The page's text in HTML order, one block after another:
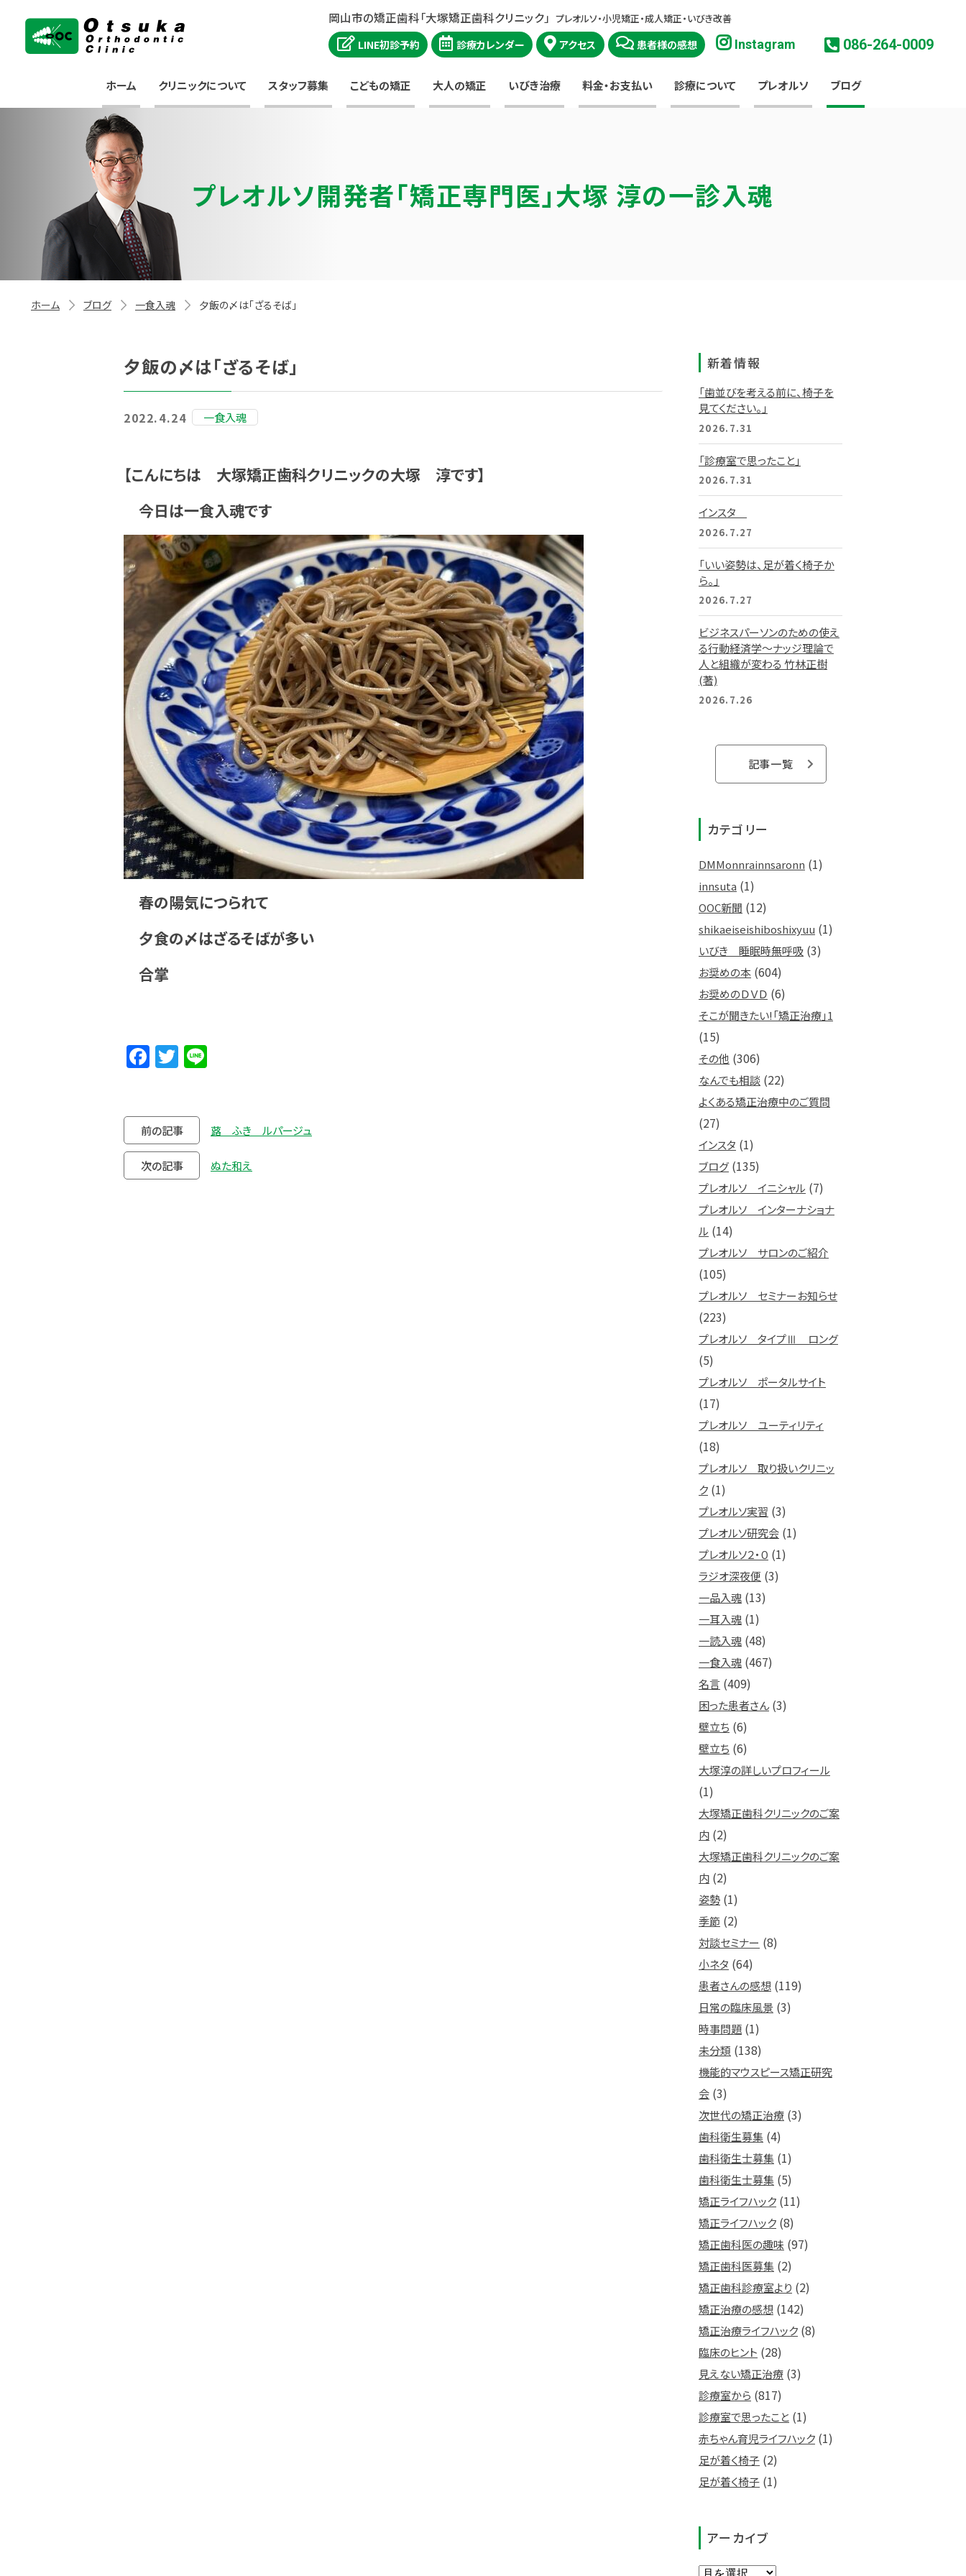
岡山市の矯正歯科「大塚矯正歯科クリニック」 プレオルソ・小児矯正・成人矯正・いびき改善
LINE初診予約 診療カレンダー アクセス 患者様の感想 Instagram 086-264-0009
ホーム クリニックについて スタッフ募集 こどもの矯正 大人の矯正 いびき治療 料金・お支払い 診療について プレオルソ ブログ
プレオルソ開発者「矯正専門医」大塚 淳の一診入魂
ホーム ブログ 一食入魂 夕飯の〆は「ざるそば」
夕飯の〆は「ざるそば」
2022.4.24 一食入魂
【こんにちは 大塚矯正歯科クリニックの大塚 淳です】
今日は一食入魂です
春の陽気につられて
夕食の〆はざるそばが多い
合掌
Facebook
Twitter
前の記事 蕗 ふき ルパージュ
次の記事 ぬた和え
新着情報
「歯並びを考える前に、椅子を
見てください。」
2026.7.31
「診療室で思ったこと」
2026.7.31
インスタ
2026.7.27
「いい姿勢は、足が着く椅子か
ら。」
2026.7.27
ビジネスパーソンのための使え
る行動経済学～ナッジ理論で
人と組織が変わる 竹林正樹
(著)
2026.7.26
記事一覧
カテゴリー
DMMonnrainnsaronn (1)
innsuta (1)
OOC新聞 (12)
shikaeiseishiboshixyuu (1)
いびき 睡眠時無呼吸 (3)
お奨めの本 (604)
お奨めのＤＶＤ (6)
そこが聞きたい!「矯正治療」1
(15)
その他 (306)
なんでも相談 (22)
よくある矯正治療中のご質問
(27)
インスタ (1)
ブログ(135)
プレオルソ イニシャル (7)
プレオルソ インターナショナ
ル (14)
プレオルソ サロンのご紹介
(105)
プレオルソ セミナーお知らせ
(223)
プレオルソ タイプⅢ ロング
(5)
プレオルソ ポータルサイト
(17)
プレオルソ ユーティリティ
(18)
プレオルソ 取り扱いクリニッ
ク (1)
プレオルソ実習 (3)
プレオルソ研究会 (1)
プレオルソ２・０ (1)
ラジオ深夜便 (3)
一品入魂 (13)
一耳入魂 (1)
一読入魂 (48)
一食入魂 (467)
名言 (409)
困った患者さん(3)
壁立ち (6)
壁立ち (6)
大塚淳の詳しいプロフィール
(1)
大塚矯正歯科クリニックのご案
内 (2)
大塚矯正歯科クリニックのご案
内 (2)
姿勢 (1)
季節 (2)
対談セミナー (8)
小ネタ (64)
患者さんの感想 (119)
日常の臨床風景 (3)
時事問題 (1)
未分類 (138)
機能的マウスピース矯正研究
会 (3)
次世代の矯正治療 (3)
歯科衛生募集 (4)
歯科衛生士募集 (1)
歯科衛生士募集 (5)
矯正ライフハック (11)
矯正ライフハック (8)
矯正歯科医の趣味 (97)
矯正歯科医募集 (2)
矯正歯科診療室より (2)
矯正治療の感想 (142)
矯正治療ライフハック (8)
臨床のヒント (28)
見えない矯正治療 (3)
診療室から (817)
診療室で思ったこと (1)
赤ちゃん育児ライフハック (1)
足が着く椅子 (2)
足が着く椅子 (1)
アーカイブ